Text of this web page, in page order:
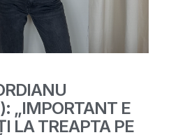
„IMPORTANT E
LA TREAPTA PE